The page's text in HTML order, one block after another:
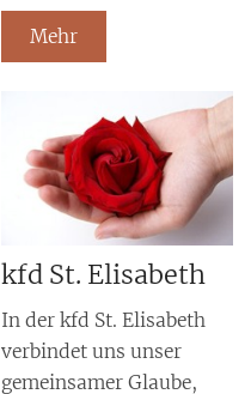
Mehr
kfd St. Elisabeth
In der kfd St. Elisabeth
verbindet uns unser
gemeinsamer Glaube,